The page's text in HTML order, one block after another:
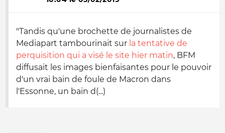
"Tandis qu'une brochette de journalistes de
Mediapart tambourinait sur la tentative de
perquisition qui a visé le site hier matin, BFM
diffusait les images bienfaisantes pour le pouvoir
d'un vrai bain de foule de Macron dans
l'Essonne, un bain d(...)